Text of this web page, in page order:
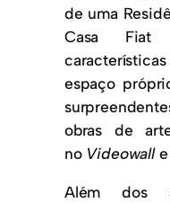
de uma
Casa Fiat
espaço
obras de
no Videowalle
Além dos